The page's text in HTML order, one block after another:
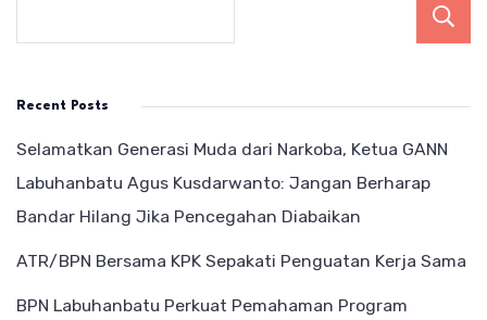
Recent Posts
Selamatkan Generasi Muda dari Narkoba, Ketua GANN
Labuhanbatu Agus Kusdarwanto: Jangan Berharap
Bandar Hilang Jika Pencegahan Diabaikan
ATR/BPN Bersama KPK Sepakati Penguatan Kerja Sama
BPN Labuhanbatu Perkuat Pemahaman Program